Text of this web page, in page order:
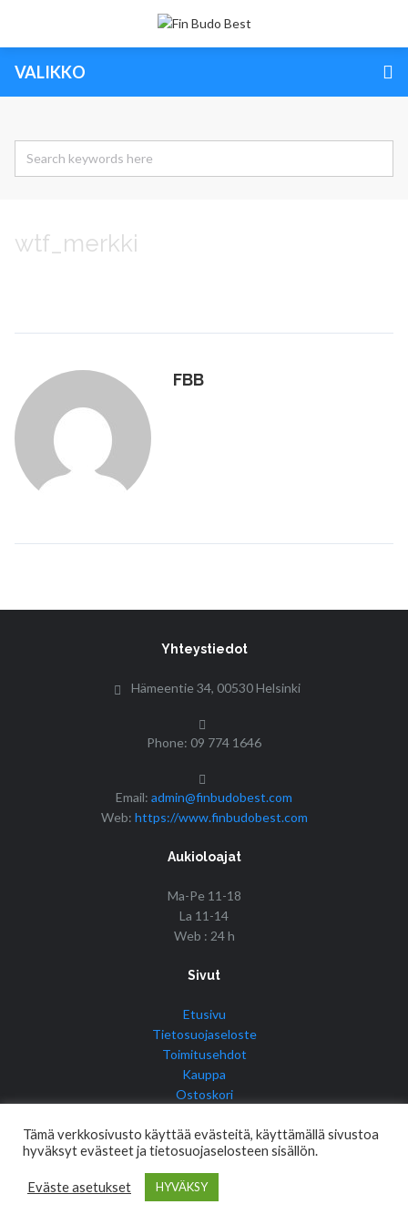
VALIKKO
wtf_merkki
FBB
Yhteystiedot
Hämeentie 34, 00530 Helsinki
Phone: 09 774 1646
Email: admin@finbudobest.com
Web: https://www.finbudobest.com
Aukioloajat
Ma-Pe 11-18
La 11-14
Web : 24 h
Sivut
Etusivu
Tietosuojaseloste
Toimitusehdot
Kauppa
Ostoskori
© Copyright 2017 Fin Budo Best | Golden Tiger
Tämä verkkosivusto käyttää evästeitä, käyttämällä sivustoa
hyväksyt evästeet ja tietosuojaselosteen sisällön.
Eväste asetukset HYVÄKSY